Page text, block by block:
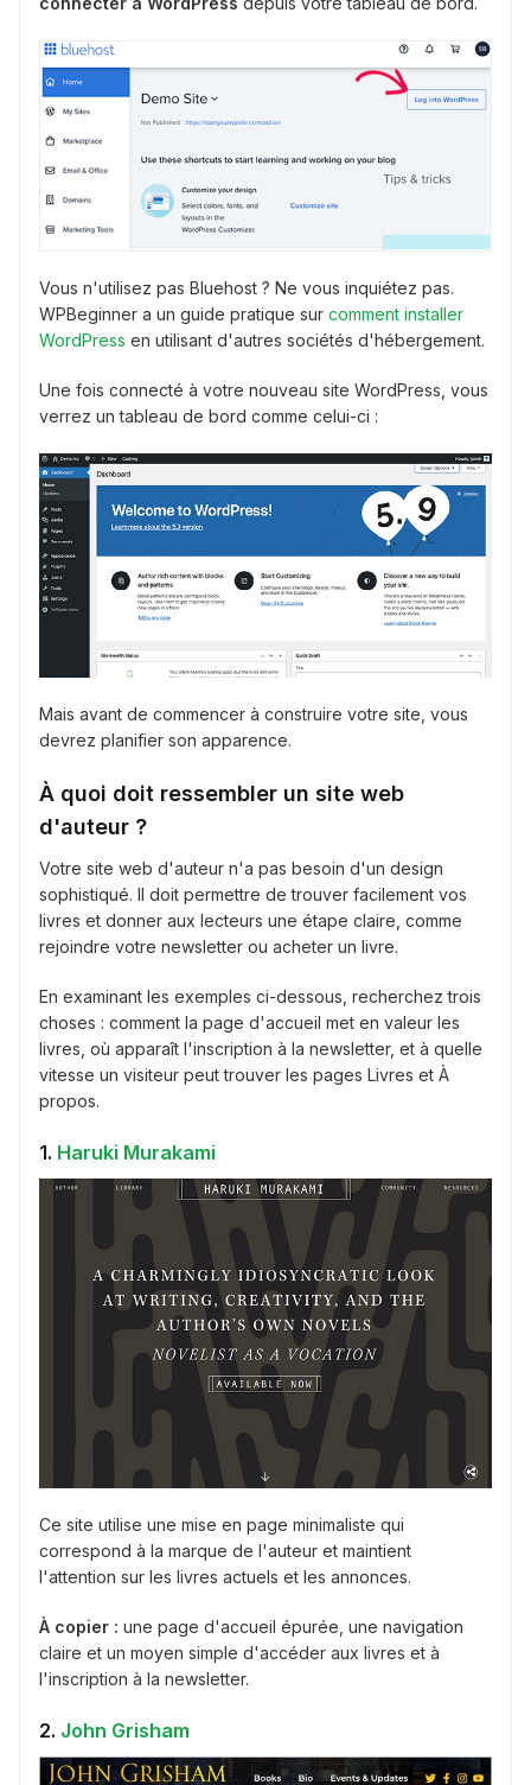
Vous n'utilisez pas Bluehost ? Ne vous inquiétez pas.
WPBeginner a un guide pratique sur comment installer
WordPress en utilisant d'autres sociétés d'hébergement.
Une fois connecté à votre nouveau site WordPress, vous
verrez un tableau de bord comme celui-ci :
Mais avant de commencer à construire votre site, vous
devrez planifier son apparence.
À quoi doit ressembler un site web
d'auteur ?
Votre site web d'auteur n'a pas besoin d'un design
sophistiqué. Il doit permettre de trouver facilement vos
livres et donner aux lecteurs une étape claire, comme
rejoindre votre newsletter ou acheter un livre.
En examinant les exemples ci-dessous, recherchez trois
choses : comment la page d'accueil met en valeur les
livres, où apparaît l'inscription à la newsletter, et à quelle
vitesse un visiteur peut trouver les pages Livres et À
propos.
1. Haruki Murakami
Ce site utilise une mise en page minimaliste qui
correspond à la marque de l'auteur et maintient
l'attention sur les livres actuels et les annonces.
À copier : une page d'accueil épurée, une navigation
claire et un moyen simple d'accéder aux livres et à
l'inscription à la newsletter.
2. John Grisham